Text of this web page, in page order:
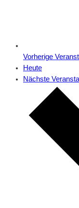
Vorherige
Heute
Nächste